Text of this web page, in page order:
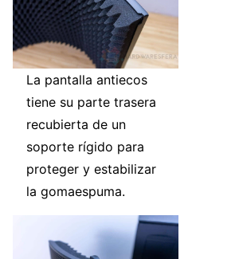
La pantalla antiecos
tiene su parte trasera
recubierta de un
soporte rígido para
proteger y estabilizar
la gomaespuma.